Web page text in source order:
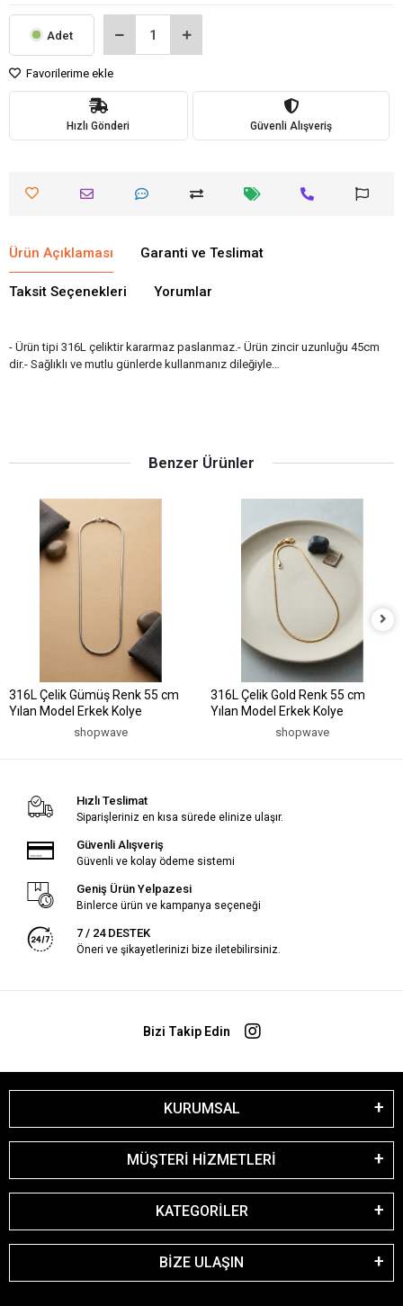
Adet
Favorilerime ekle
Hızlı Gönderi Güvenli Alışveriş
Ürün Açıklaması Garanti ve Teslimat
Taksit Seçenekleri Yorumlar
- Ürün tipi 316L çeliktir kararmaz paslanmaz.- Ürün zincir uzunluğu 45cm
dir.- Sağlıklı ve mutlu günlerde kullanmanız dileğiyle…
Benzer Ürünler
316L Çelik Gümüş Renk 55 cm
Yılan Model Erkek Kolye
shopwave
316L Çelik Gold Renk 55 cm
Yılan Model Erkek Kolye
shopwave
Hızlı Teslimat
Siparişleriniz en kısa sürede elinize ulaşır.
Güvenli Alışveriş
Güvenli ve kolay ödeme sistemi
Geniş Ürün Yelpazesi
Binlerce ürün ve kampanya seçeneği
7 / 24 DESTEK
Öneri ve şikayetlerinizi bize iletebilirsiniz.
Bizi Takip Edin
KURUMSAL
MÜŞTERİ HİZMETLERİ
KATEGORİLER
BİZE ULAŞIN